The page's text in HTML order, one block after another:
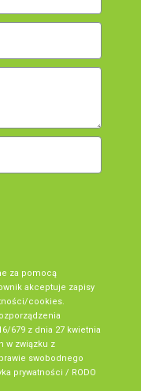
za pomocą
akceptuje zapisy
cookies.
679 z dnia 27 kwietnia
w związku z
swobodnego
prywatności / RODO